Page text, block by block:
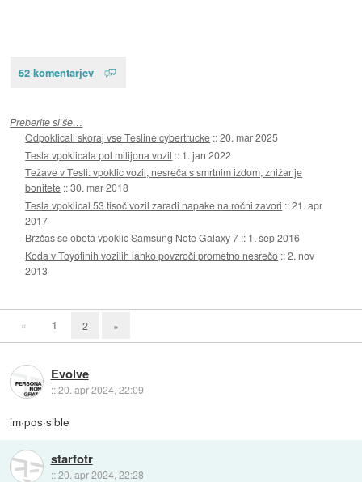
52 komentarjev
Preberite si še…
Odpoklicali skoraj vse Tesline cybertrucke ::20. mar 2025
Tesla vpoklicala pol milijona vozil :: 1. jan 2022
Težave v Tesli: vpoklic vozil, nesreča s smrtnim izdom, znižanje
bonitete ::30. mar 2018
Tesla vpoklical 53 tisoč vozil zaradi napake na ročni zavori ::21. apr
2017
Bržčas se obeta vpoklic Samsung Note Galaxy 7 :: 1. sep 2016
Koda v Toyotinih vozilih lahko povzroči prometno nesrečo ::2. nov
2013
« 1 2 »
Evolve
::20. apr 2024, 22:09
im·pos·sible
starfotr
::20. apr 2024, 22:28